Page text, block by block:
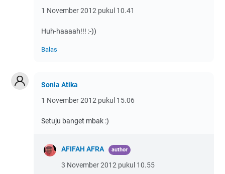
1 November 2012 pukul 10.41
Huh-haaaah!!! :-))
Balas
Sonia Atika
1 November 2012 pukul 15.06
Setuju banget mbak :)
AFIFAH AFRA
3 November 2012 pukul 10.55